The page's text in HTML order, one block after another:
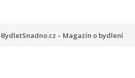
Přeskočit
BydletSnadno.cz – Magazín o bydlení